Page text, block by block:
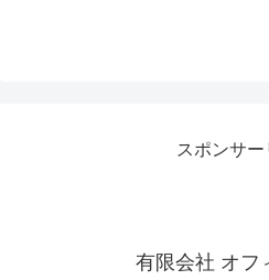
スポンサー
有限会社 オフ